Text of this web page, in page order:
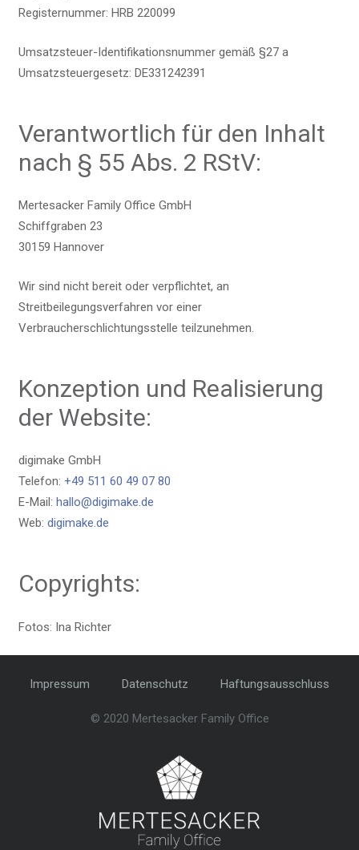
Registernummer: HRB 220099
Umsatzsteuer-Identifikationsnummer gemäß §27 a
Umsatzsteuergesetz: DE331242391
Verantwortlich für den Inhalt
nach § 55 Abs. 2 RStV:
Mertesacker Family Office GmbH
Schiffgraben 23
30159 Hannover
Wir sind nicht bereit oder verpflichtet, an
Streitbeilegungsverfahren vor einer
Verbraucherschlichtungsstelle teilzunehmen.
Konzeption und Realisierung
der Website:
digimake GmbH
Telefon: +49 511 60 49 07 80
E-Mail: hallo@digimake.de
Web: digimake.de
Copyrights:
Fotos: Ina Richter
Impressum Datenschutz Haftungsausschluss
© 2020 Mertesacker Family Office